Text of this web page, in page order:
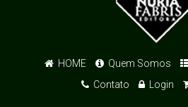
HOME Quem Somos
Contato
Login